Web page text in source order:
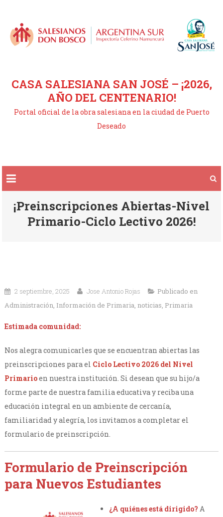
contenido
CASA SALESIANA SAN JOSÉ – ¡2026,
AÑO DEL CENTENARIO!
Portal oficial de la obra salesiana en la ciudad de Puerto
Deseado
¡Preinscripciones Abiertas-Nivel
Primario-Ciclo Lectivo 2026!
2 septiembre, 2025 Jose Antonio Rojas
Publicado en
Administración, Información de Primaria, noticias, Primaria
Estimada comunidad:
Nos alegra comunicarles que se encuentran abiertas las
preinscripciones para el Ciclo Lectivo 2026 del Nivel
Primarioen nuestra institución. Si desean que su hijo/a
forme parte de nuestra familia educativa y reciba una
educación integral en un ambiente de cercanía,
familiaridad y alegría, los invitamos a completar el
formulario de preinscripción.
Formulario de Preinscripción
para Nuevos Estudiantes
¿A quiénes está dirigido? A